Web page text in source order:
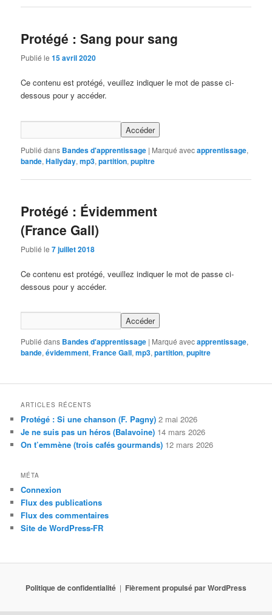
Protégé : Sang pour sang
Publié le15 avril 2020
Ce contenu est protégé, veuillez indiquer le mot de passe ci-
dessous pour y accéder.
Publié dans Bandes d'apprentissage | Marqué avecapprentissage,
bande,Hallyday,mp3,partition,pupitre
Protégé : Évidemment
(France Gall)
Publié le7 juillet 2018
Ce contenu est protégé, veuillez indiquer le mot de passe ci-
dessous pour y accéder.
Publié dans Bandes d'apprentissage | Marqué avecapprentissage,
bande,évidemment,France Gall,mp3,partition,pupitre
ARTICLES RÉCENTS
Protégé : Si une chanson (F. Pagny) 2 mai 2026
Je ne suis pas un héros (Balavoine) 14 mars 2026
On t’emmène (trois cafés gourmands) 12 mars 2026
MÉTA
Connexion
Flux des publications
Flux des commentaires
Site de WordPress-FR
Politique de confidentialité Fièrement propulsé par WordPress